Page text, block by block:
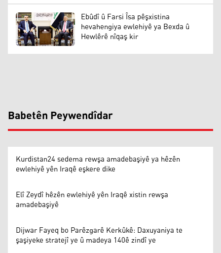
Ebûdî û Farsi Îsa pêşxistina
hevahengiya ewlehiyê ya Bexda û
Hewlêrê nîqaş kir
Babetên Peywendîdar
Kurdistan24 sedema rewşa amadebaşiyê ya hêzên
ewlehiyê yên Iraqê eşkere dike
Elî Zeydî hêzên ewlehiyê yên Iraqê xistin rewşa
amadebaşiyê
Dijwar Fayeq bo Parêzgarê Kerkûkê: Daxuyaniya te
şaşiyeke stratejî ye û madeya 140ê zindî ye